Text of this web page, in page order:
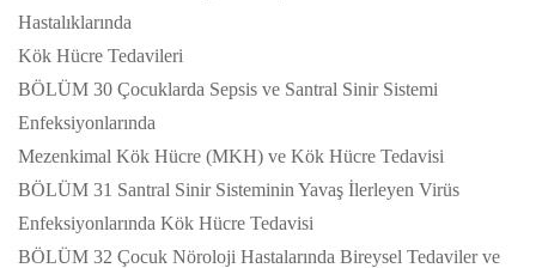
Hastalıklarında
Kök Hücre Tedavileri
BÖLÜM 30 Çocuklarda Sepsis ve Santral Sinir Sistemi
Enfeksiyonlarında
Mezenkimal Kök Hücre (MKH) ve Kök Hücre Tedavisi
BÖLÜM 31 Santral Sinir Sisteminin Yavaş İlerleyen Virüs
Enfeksiyonlarında Kök Hücre Tedavisi
BÖLÜM 32 Çocuk Nöroloji Hastalarında Bireysel Tedaviler ve